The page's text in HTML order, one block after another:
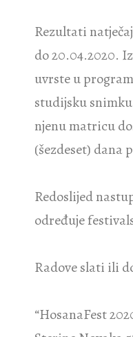
Rezultati
do 20.04.2020.
uvrste u
studijsku
njenu matricu
(šezdeset) dana
Redoslijed
određuje
Radove slati ili
“HosanaFest